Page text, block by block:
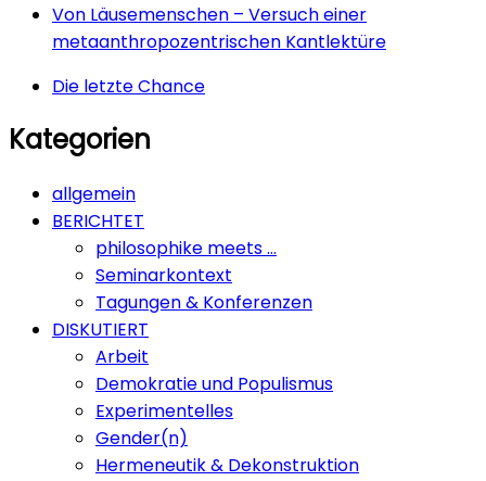
Von Läusemenschen – Versuch einer
metaanthropozentrischen Kantlektüre
Die letzte Chance
Kategorien
allgemein
BERICHTET
philosophike meets …
Seminarkontext
Tagungen & Konferenzen
DISKUTIERT
Arbeit
Demokratie und Populismus
Experimentelles
Gender(n)
Hermeneutik & Dekonstruktion